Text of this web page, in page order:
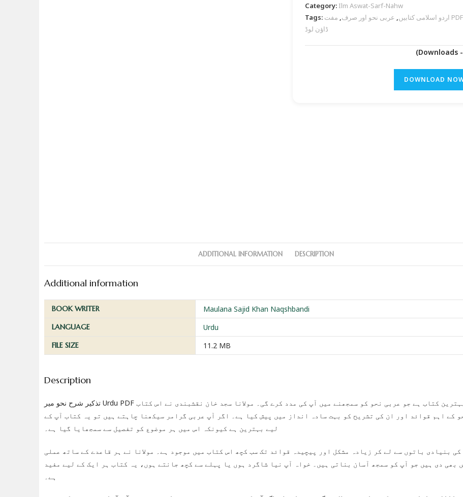
Category: Ilm Aswat-Sarf-Nahw
Tags:
اردو اسلامی کتابیں, عربی نحو اور صرف, مفت PDF
ڈاؤن لوڈ
DOWNLOAD
ADDITIONAL INFORMATION DESCRIPTION
Additional information
BOOK WRITER Maulana Sajid Khan Naqshbandi
LANGUAGE Urdu
FILE SIZE 11.2 MB
Description
تذکیر شرح نحو میر Urdu PDF ایک بہترین کتاب ہے جو عربی نحو کو سمجھنے میں آپ کی مدد کرے گی۔ مولانا سجد خان نقشبندی نے اس کتاب
کے اہم قوائد اور ان کی تشریح کو بہت سادہ انداز میں پیش کیا ہے۔ اگر آپ عربی گرامر سیکھنا چاہتے ہیں تو یہ کتاب آپ کے
لیے بہترین ہے کیونکہ اس میں ہر موضوع کو تفصیل سے سمجھایا گیا ہے۔
کی بنیادی باتوں سے لے کر زیادہ مشکل اور پیچیدہ قوائد تک سب کچھ اس کتاب میں موجود ہے۔ مولانا نے ہر قاعدے کے ساتھ عملی
بھی دی ہیں جو آپ کو سمجھ آسان بناتی ہیں۔ خواہ آپ نیا شاگرد ہوں یا پہلے سے کچھ جانتے ہوں، یہ کتاب ہر ایک کے لیے مفید
ہے۔